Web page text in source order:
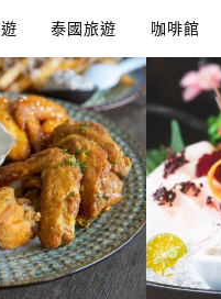
泰國旅遊 咖啡館